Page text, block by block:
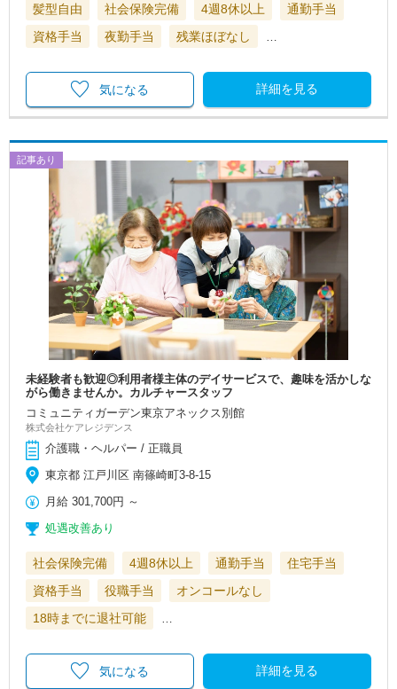
髪型自由 社会保険完備 4週8休以上
通勤手当
資格手当
夜勤手当 残業ほぼなし
詳細を見る
気になる
記事あり
未経験者も歓迎◎利用者様主体のデイサービスで、趣味を活かしな
がら働きませんか。カルチャースタッフ
コミュニティガーデン東京アネックス別館
株式会社ケアレジデンス
介護職・ヘルパー / 正職員
東京都 江戸川区 南篠崎町3-8-15
月給 301,700円 ～
処遇改善あり
社会保険完備 4週8休以上 通勤手当
住宅手当
資格手当
役職手当
オンコールなし
18時までに退社可能
詳細を見る
気になる